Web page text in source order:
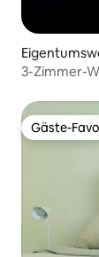
3-Zimmer-
Gäste-
Gäste-